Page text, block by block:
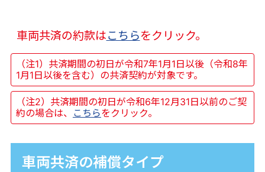
車両共済の約款はこちらをクリック。
（注1）共済期間の初日が令和7年1月1日以後（令和8年
1月1日以後を含む）の共済契約が対象です。
（注2）共済期間の初日が令和6年12月31日以前のご契
約の場合は、
こちらをクリック。
車両共済の補償タイプ